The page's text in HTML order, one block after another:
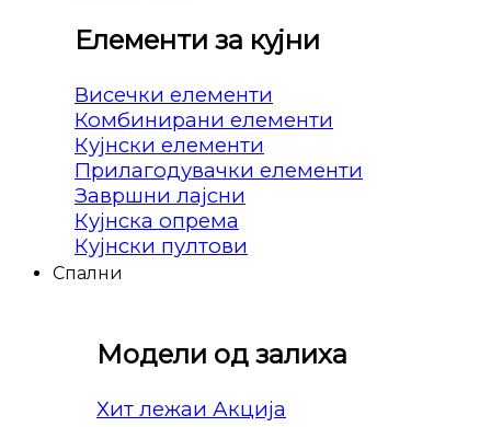
Елементи за кујни
Висечки елементи
Комбинирани елементи
Кујнски елементи
Прилагодувачки елементи
Завршни лајсни
Кујнска опрема
Кујнски пултови
Спални
Модели од залиха
Хит лежаи